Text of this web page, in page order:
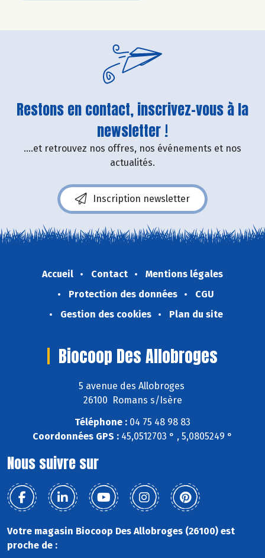
Restons en contact, inscrivez-vous à la
newsletter !
....et retrouvez nos offres, nos événements et nos
actualités.
Inscription newsletter
Accueil Contact
Mentions légales
Protection des données
CGU
Gestion des cookies
Plan du site
Biocoop Des Allobroges
5 avenue des Allobroges
26100 Romans s/Isère
Téléphone : 04 75 48 98 83
Coordonnées GPS : 45,0512703 ° , 5,0805249 °
Nous suivre sur
Votre magasin Biocoop Des Allobroges (26100) est
proche de :